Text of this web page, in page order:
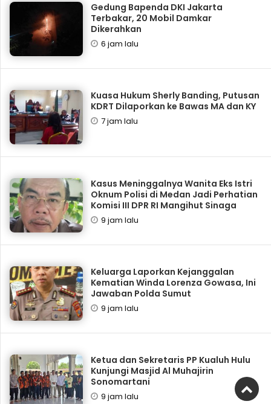
Gedung Bapenda DKI Jakarta
Terbakar, 20 Mobil Damkar
Dikerahkan
6 jam lalu
Kuasa Hukum Sherly Banding, Putusan
KDRT Dilaporkan ke Bawas MA dan KY
7 jam lalu
Kasus Meninggalnya Wanita Eks Istri
Oknum Polisi di Medan Jadi Perhatian
Komisi III DPR RI Mangihut Sinaga
9 jam lalu
Keluarga Laporkan Kejanggalan
Kematian Winda Lorenza Gowasa, Ini
Jawaban Polda Sumut
9 jam lalu
Ketua dan Sekretaris PP Kualuh Hulu
Kunjungi Masjid Al Muhajirin
Sonomartani
9 jam lalu